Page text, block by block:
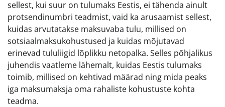
sellest, kui suur on tulumaks Eestis, ei tähenda ainult
protsendinumbri teadmist, vaid ka arusaamist sellest,
kuidas arvutatakse maksuvaba tulu, millised on
sotsiaalmaksukohustused ja kuidas mõjutavad
erinevad tululiigid lõplikku netopalka. Selles põhjalikus
juhendis vaatleme lähemalt, kuidas Eestis tulumaks
toimib, millised on kehtivad määrad ning mida peaks
iga maksumaksja oma rahaliste kohustuste kohta
teadma.